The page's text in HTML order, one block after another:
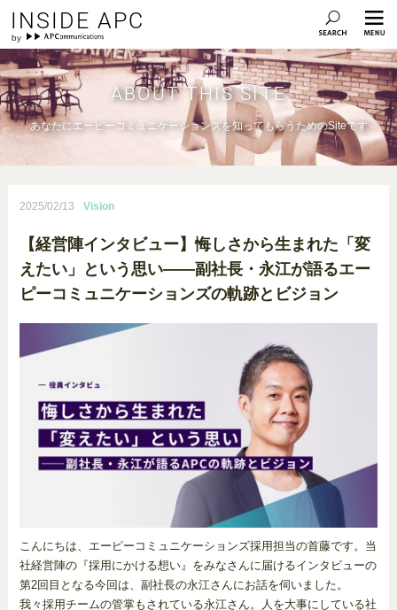
INSIDE APC
ABOUT THIS SITE
あなたにエーピーコミュニケーションズを知ってもらうためのSiteです
2025/02/13 Vision
【経営陣インタビュー】悔しさから生まれた「変
えたい」という思い——副社長・永江が語るエー
ピーコミュニケーションズの軌跡とビジョン
こんにちは、エーピーコミュニケーションズ採用担当の首藤です。当
社経営陣の『採用にかける想い』をみなさんに届けるインタビューの
第2回目となる今回は、副社長の永江さんにお話を伺いました。
我々採用チームの管掌もされている永江さん。人を大事にしている社